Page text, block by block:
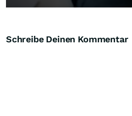
Schreibe Deinen Kommentar